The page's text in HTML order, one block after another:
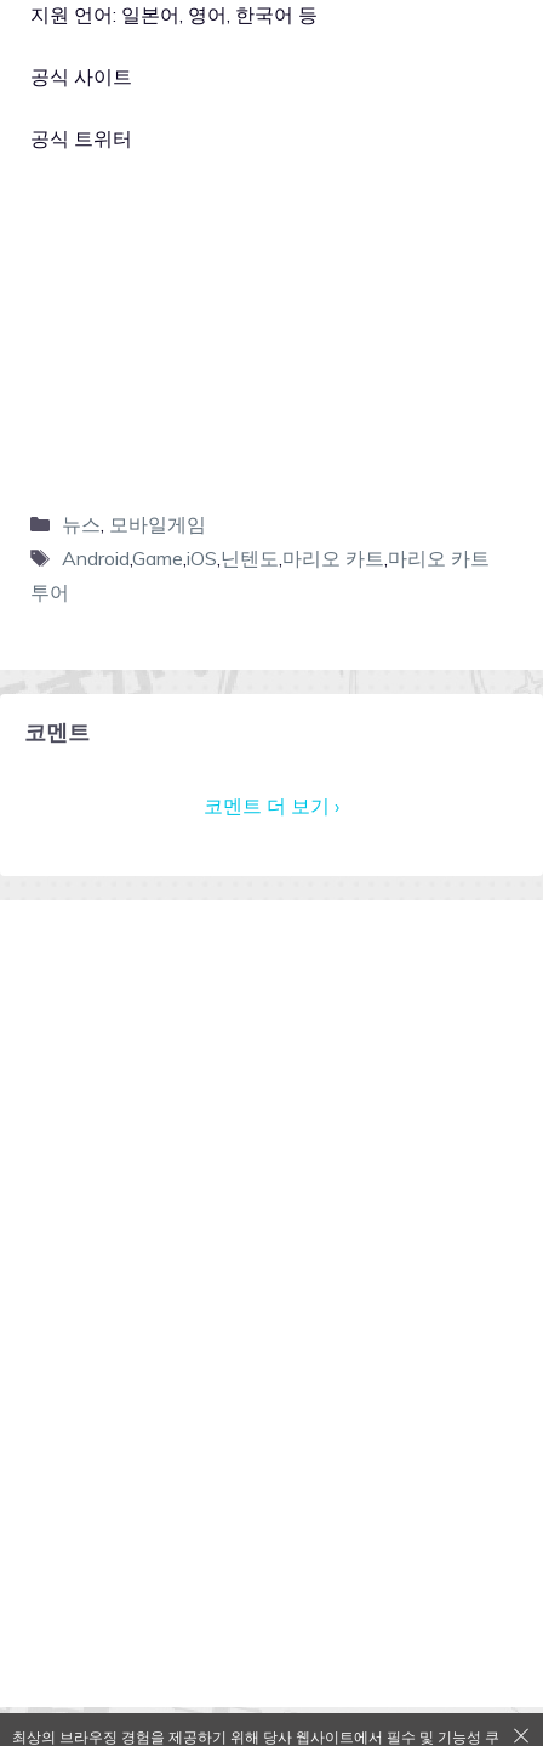
지원 언어: 일본어, 영어, 한국어 등
공식 사이트
공식 트위터
뉴스 모바일게임
AndroidGame iOS 닌텐도 마리오 카트 마리오 카트
투어
코멘트
코멘트 더 보기 ›
최상의 브라우징 경험을 제공하기 위해 당사 웹사이트에서 필수 및 기능성 쿠